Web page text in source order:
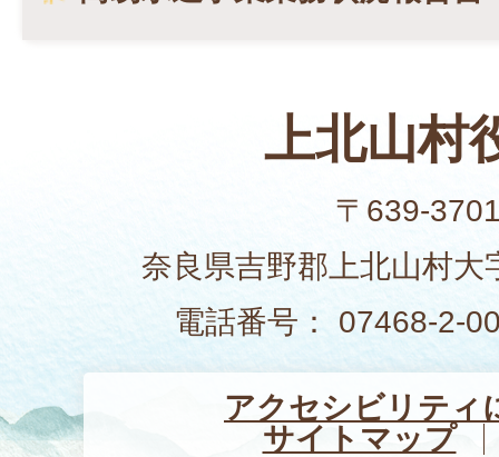
上北山村
〒639-
奈良県吉野郡上北山村大
電話番号： 07468-2-
アクセシビリティ
サイトマップ